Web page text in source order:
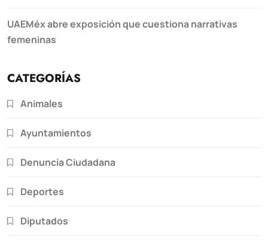
UAEMéx abre exposición que cuestiona narrativas
femeninas
CATEGORÍAS
Animales
Ayuntamientos
Denuncia Ciudadana
Deportes
Diputados